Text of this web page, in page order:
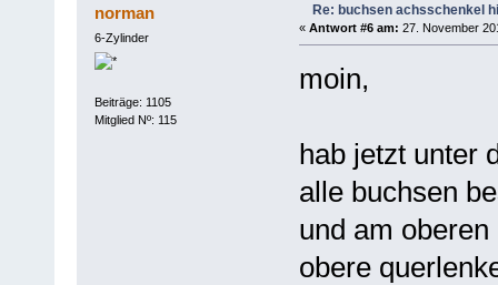
norman
6-Zylinder
Beiträge: 1105
Mitglied Nº: 115
Re: buchsen achsschenkel
« Antwort #6 am: 27. November
moin,
hab jetzt unter
alle buchsen
und am
obere